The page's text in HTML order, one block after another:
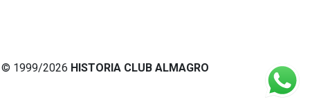
© 1999/2026 HISTORIA CLUB ALMAGRO